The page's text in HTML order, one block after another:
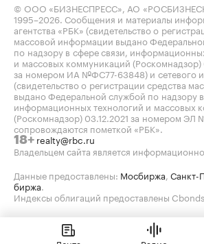
© ООО «БИЗНЕСПРЕСС», АО
1995–2026. Сообщения и материалы
агентства «РБК» (свидетельство о
массовой информации выдано
по надзору в сфере связи,
и массовых коммуникаций (Роскомнадзор)
за номером ИА №ФС77-63848) и сетевого
(свидетельство о регистрации средства
выдано Федеральной службой по надзору
информационных технологий и массовых
(Роскомнадзор) 03.12.2021 за номером
сопровождаются пометкой «РБК».
18+ realty@rbc.ru
Владельцем сайта является
Данные предоставлены: Мосбиржа, Санкт-
биржа.
Индексы облигаций предоставлены